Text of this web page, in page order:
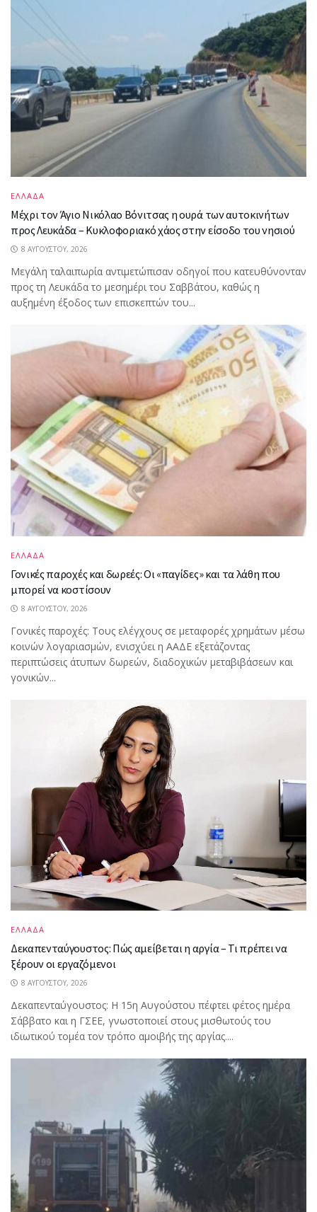
ΕΛΛΑΔΑ
Mέχρι τον Άγιο Νικόλαο Βόνιτσας η ουρά των αυτοκινήτων
προς Λευκάδα – Κυκλοφοριακό χάος στην είσοδο του νησιού
8 ΑΥΓΟΎΣΤΟΥ, 2026
Μεγάλη ταλαιπωρία αντιμετώπισαν οδηγοί που κατευθύνονταν
προς τη Λευκάδα το μεσημέρι του Σαββάτου, καθώς η
αυξημένη έξοδος των επισκεπτών του...
ΕΛΛΑΔΑ
Γονικές παροχές και δωρεές: Οι «παγίδες» και τα λάθη που
μπορεί να κοστίσουν
8 ΑΥΓΟΎΣΤΟΥ, 2026
Γονικές παροχές: Τους ελέγχους σε μεταφορές χρημάτων μέσω
κοινών λογαριασμών, ενισχύει η ΑΑΔΕ εξετάζοντας
περιπτώσεις άτυπων δωρεών, διαδοχικών μεταβιβάσεων και
γονικών...
ΕΛΛΑΔΑ
Δεκαπενταύγουστος: Πώς αμείβεται η αργία – Τι πρέπει να
ξέρουν οι εργαζόμενοι
8 ΑΥΓΟΎΣΤΟΥ, 2026
Δεκαπενταύγουστος: Η 15η Αυγούστου πέφτει φέτος ημέρα
Σάββατο και η ΓΣΕΕ, γνωστοποιεί στους μισθωτούς του
ιδιωτικού τομέα τον τρόπο αμοιβής της αργίας....